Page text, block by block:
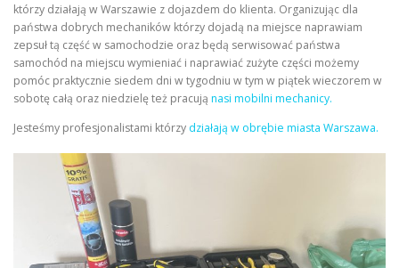
którzy działają w Warszawie z dojazdem do klienta. Organizując dla
państwa dobrych mechaników którzy dojadą na miejsce naprawiam
zepsuł tą część w samochodzie oraz będą serwisować państwa
samochód na miejscu wymieniać i naprawiać zużyte części możemy
pomóc praktycznie siedem dni w tygodniu w tym w piątek wieczorem w
sobotę całą oraz niedzielę też pracują nasi mobilni mechanicy.
Jesteśmy profesjonalistami którzy działają w obrębie miasta Warszawa.